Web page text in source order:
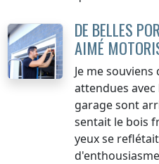
DE BELLES
AIMÉ
Je me
attendues
garage sont
sentait le bois
yeux se